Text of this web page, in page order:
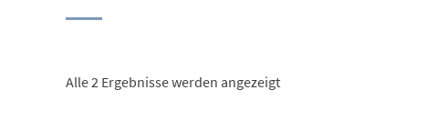
Alle 2 Ergebnisse werden angezeigtNach